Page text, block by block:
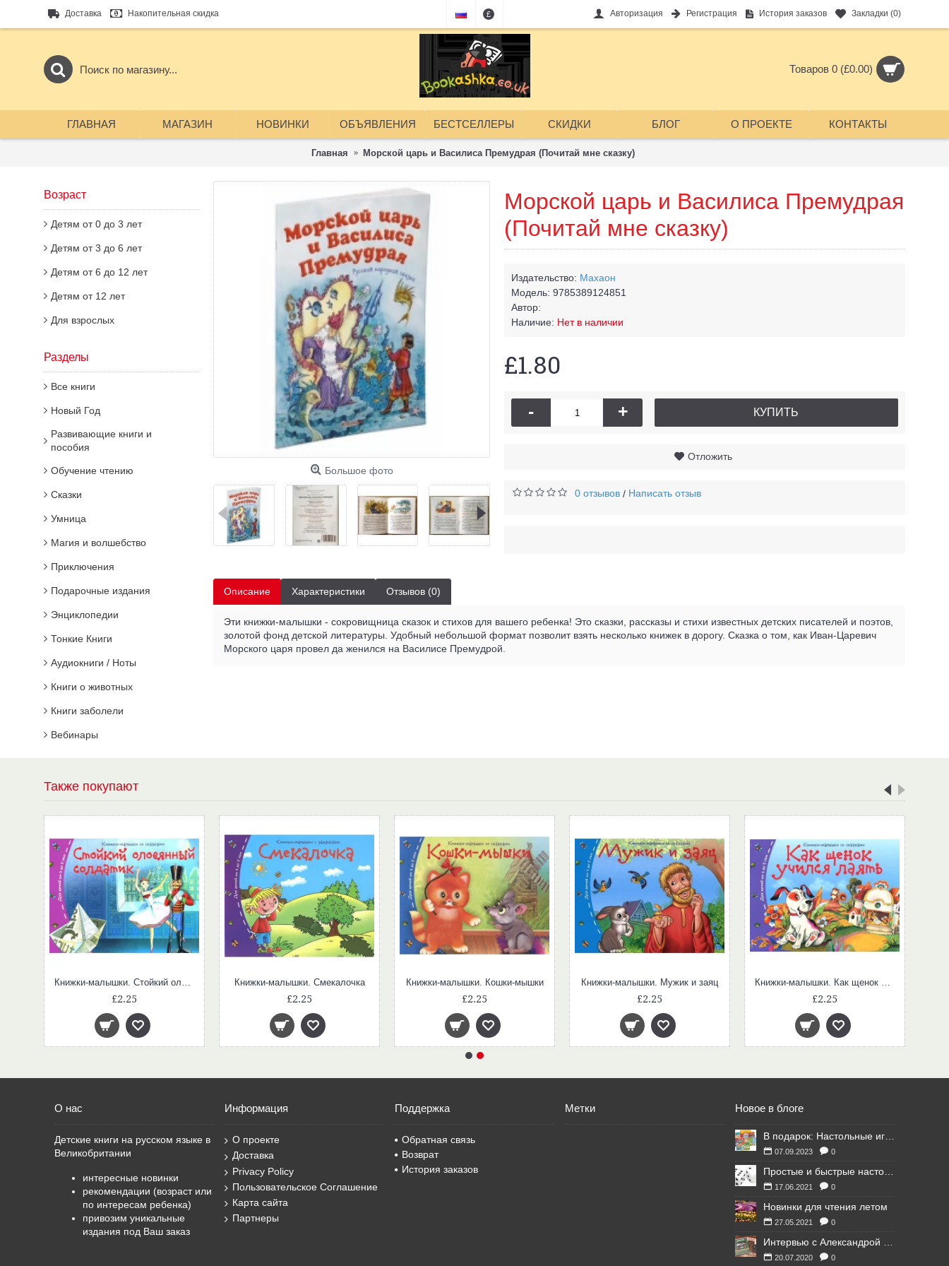
Доставка Накопительная скидка £ Авторизация Регистрация История заказов Закладки (0)
Товаров 0 (£0.00)
ГЛАВНАЯ МАГАЗИН НОВИНКИ ОБЪЯВЛЕНИЯ БЕСТСЕЛЛЕРЫ СКИДКИ БЛОГ О ПРОЕКТЕ КОНТАКТЫ
Главная Морской царь и Василиса Премудрая (Почитай мне сказку)
Возраст
Детям от 0 до 3 лет
Детям от 3 до 6 лет
Детям от 6 до 12 лет
Детям от 12 лет
Для взрослых
Разделы
Все книги
Новый Год
Развивающие книги и
пособия
Обучение чтению
Сказки
Умница
Магия и волшебство
Приключения
Подарочные издания
Энциклопедии
Тонкие Книги
Аудиокниги / Ноты
Книги о животных
Книги заболели
Вебинары
Большое фото
Морской царь и Василиса Премудрая
(Почитай мне сказку)
Издательство: Махаон
Модель: 9785389124851
Автор:
Наличие: Нет в наличии
£1.80
- + КУПИТЬ
Отложить
0 отзывов / Написать отзыв
Описание Характеристики Отзывов (0)
Эти книжки-малышки - сокровищница сказок и стихов для вашего ребенка! Это сказки, рассказы и стихи известных детских писателей и поэтов,
золотой фонд детской литературы. Удобный небольшой формат позволит взять несколько книжек в дорогу. Сказка о том, как Иван-Царевич
Морского царя провел да женился на Василисе Премудрой.
Также покупают
Книжки-малышки. Стойкий оловянный солдатик
£2.25
Книжки-малышки. Смекалочка
£2.25
Книжки-малышки. Кошки-мышки
£2.25
Книжки-малышки. Мужик и заяц
£2.25
Книжки-малышки. Как щенок учился лаять
£2.25
О нас
Детские книги на русском языке в
Великобритании
интересные новинки
рекомендации (возраст или
по интересам ребенка)
привозим уникальные
издания под Ваш заказ
Информация
О проекте
Доставка
Privacy Policy
Пользовательское Соглашение
Карта сайта
Партнеры
Поддержка
Обратная связь
Возврат
История заказов
Метки Новое в блоге
07.09.2023 0
17.06.2021 0
Новинки для чтения летом
27.05.2021 0
20.07.2020 0